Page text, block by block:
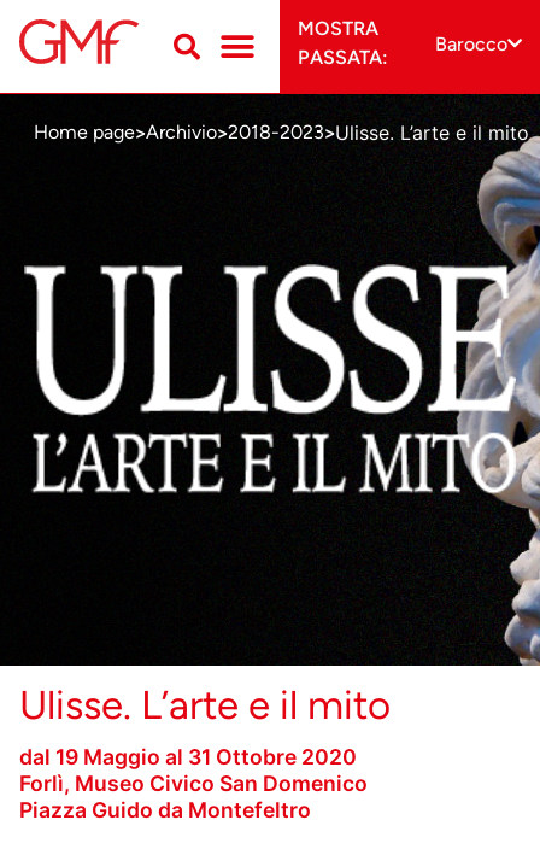
MOSTRA
PASSATA:
Barocco
Home page>Archivio>2018-2023>Ulisse. L’arte e il mito
Ulisse. L’arte e il mito
dal 19 Maggio al 31 Ottobre 2020
Forlì, Museo Civico San Domenico
Piazza Guido da Montefeltro